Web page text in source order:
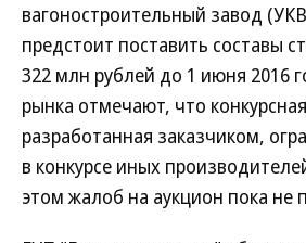
вагоностроительный завод
предстоит поставить составы
322 млн рублей до 1 июня 2016
рынка отмечают, что
разработанная заказчиком,
в конкурсе иных
этом жалоб на аукцион пока не